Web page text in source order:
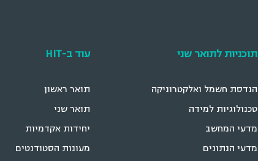
תוכניות לתואר שני
הנדסת חשמל ואלקטרוניקה
טכנולוגיות למידה
מדעי המחשב
מדעי הנתונים
עוד ב-HIT
תואר ראשון
תואר שני
יחידות אקדמיות
מעונות הסטודנטים